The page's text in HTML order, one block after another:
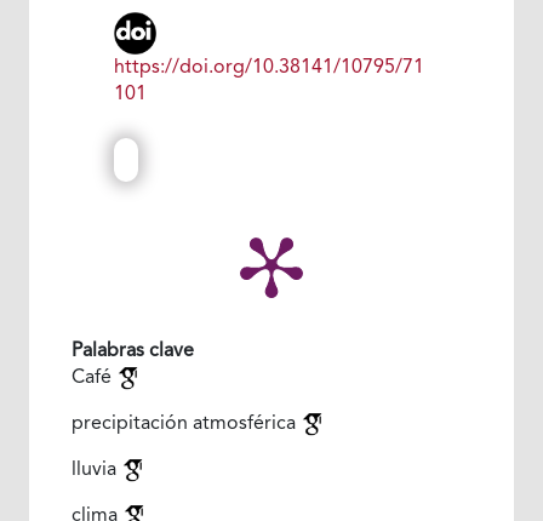
https://doi.org/10.38141/10795/71
101
Palabras clave
Café
precipitación atmosférica
lluvia
clima